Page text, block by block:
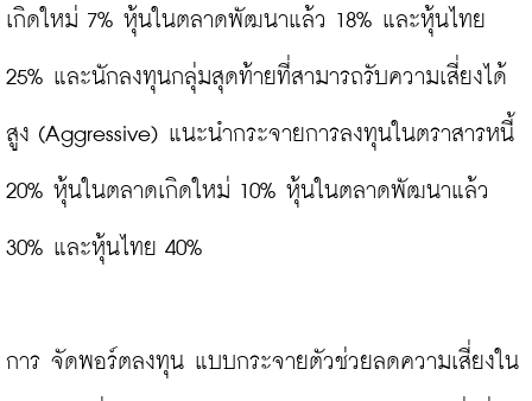
เกิดใหม่ 7% หุ้นในตลาดพัฒนาแล้ว 18% และหุ้นไทย
25% และนักลงทุนกลุ่มสุดท้ายที่สามารถรับความเสี่ยงได้
สูง (Aggressive) แนะนำกระจายการลงทุนในตราสารหนี้
20% หุ้นในตลาดเกิดใหม่ 10% หุ้นในตลาดพัฒนาแล้ว
30% และหุ้นไทย 40%
การ จัดพอร์ตลงทุน แบบกระจายตัวช่วยลดความเสี่ยงใน